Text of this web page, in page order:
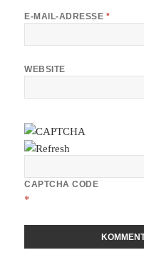
E-MAIL-ADRESSE *
WEBSITE
CAPTCHA CODE
*